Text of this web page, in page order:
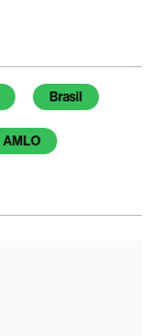
Brasil
AMLO